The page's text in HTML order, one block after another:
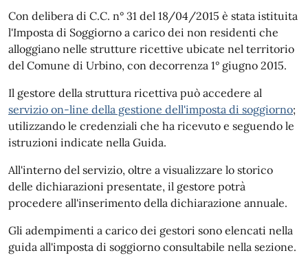
Con delibera di C.C. n° 31 del 18/04/2015 è stata istituita
l'Imposta di Soggiorno a carico dei non residenti che
alloggiano nelle strutture ricettive ubicate nel territorio
del Comune di Urbino, con decorrenza 1° giugno 2015.
Il gestore della struttura ricettiva può accedere al
servizio on-line della gestione dell'imposta di soggiorno;
utilizzando le credenziali che ha ricevuto e seguendo le
istruzioni indicate nella Guida.
All'interno del servizio, oltre a visualizzare lo storico
delle dichiarazioni presentate, il gestore potrà
procedere all'inserimento della dichiarazione annuale.
Gli adempimenti a carico dei gestori sono elencati nella
guida all'imposta di soggiorno consultabile nella sezione.